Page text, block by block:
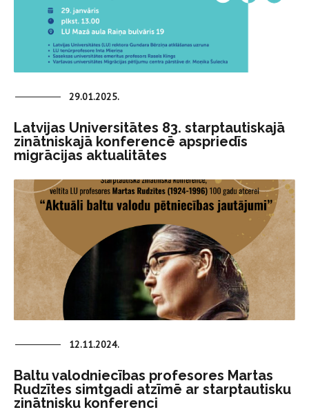
29.01.2025.
Latvijas Universitātes 83. starptautiskajā
zinātniskajā konferencē apspriedīs
migrācijas aktualitātes
12.11.2024.
Baltu valodniecības profesores Martas
Rudzītes simtgadi atzīmē ar starptautisku
zinātnisku konferenci